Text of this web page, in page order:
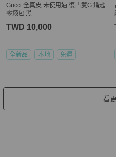
Gucci 全真皮 未使用過 復古雙G 鑰匙
零錢包 黑
TWD 10,000
全新品 本地 免運
看